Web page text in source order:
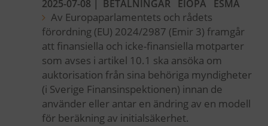
2025-07-08 BETALNINGAR EIOPA ESMA
Av Europaparlamentets och rådets
förordning (EU) 2024/2987 (Emir 3) framgår
att finansiella och icke-finansiella motparter
som avses i artikel 10.1 ska ansöka om
auktorisation från sina behöriga myndigheter
(i Sverige Finansinspektionen) innan de
använder eller antar en ändring av en modell
för beräkning av initialsäkerhet.